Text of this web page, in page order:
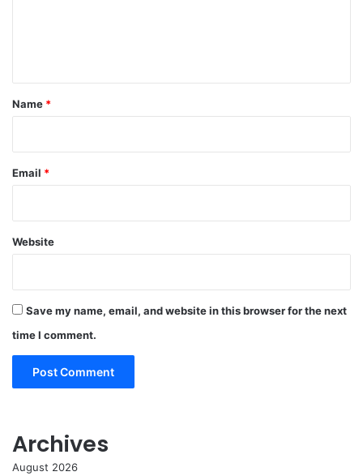
*
Name *
Email *
Website
Save my name, email, and website in this browser for the next
time I comment.
Archives
August 2026